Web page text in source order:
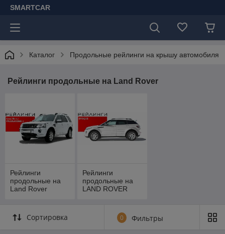
SMARTCAR
Каталог Продольные рейлинги на крышу автомобиля
Рейлинги продольные на Land Rover
Рейлинги
продольные на
Land Rover
Рейлинги
продольные на
LAND ROVER
Сортировка 0 Фильтры